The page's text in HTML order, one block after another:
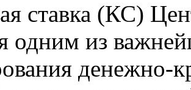
ставка (КС)
одним из
денежно-